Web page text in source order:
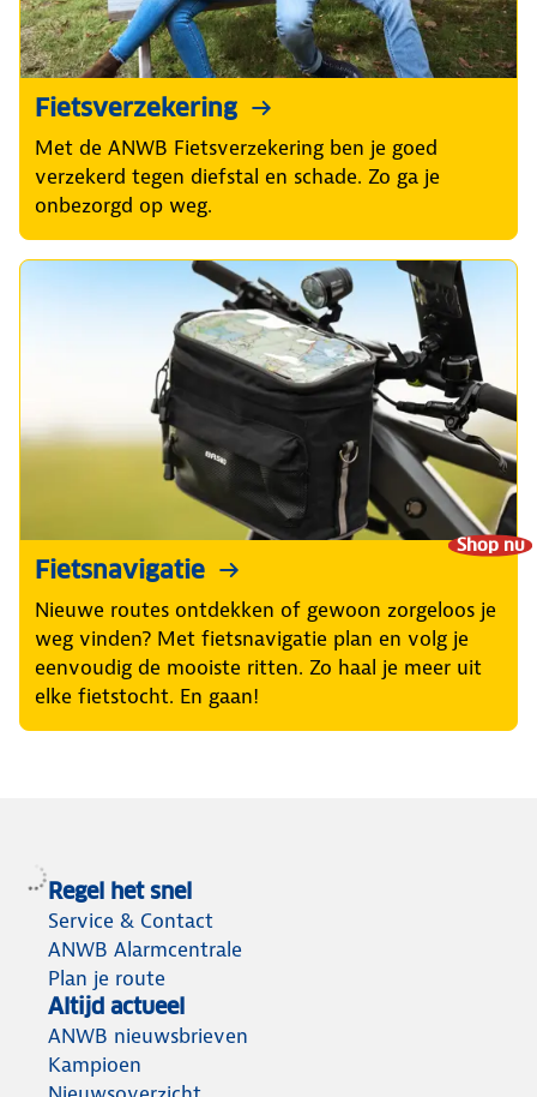
Fietsverzekering
Met de ANWB Fietsverzekering ben je goed
verzekerd tegen diefstal en schade. Zo ga je
onbezorgd op weg.
Shop nu
Fietsnavigatie
Nieuwe routes ontdekken of gewoon zorgeloos je
weg vinden? Met fietsnavigatie plan en volg je
eenvoudig de mooiste ritten. Zo haal je meer uit
elke fietstocht. En gaan!
Regel het snel
Service & Contact
ANWB Alarmcentrale
Plan je route
Altijd actueel
ANWB nieuwsbrieven
Kampioen